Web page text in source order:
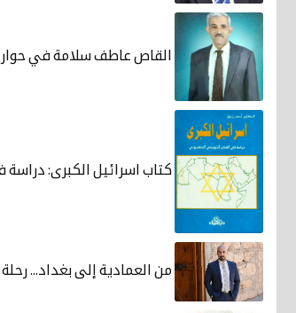
القاص عاطف سلامة في حوار
كتاب اسرائيل الكبرى:
من العمادية إلى بغداد...